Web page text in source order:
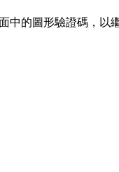
中的圖形驗證碼，以